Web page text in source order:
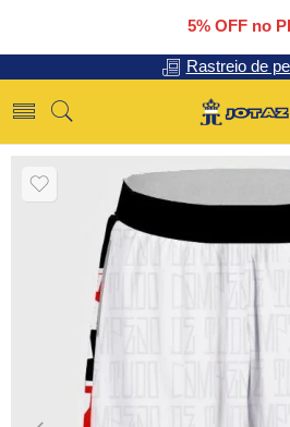
5% OFF no
Rastreio de